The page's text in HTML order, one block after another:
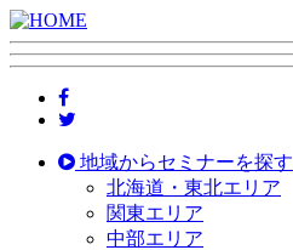
地域からセミナーを探す
北海道・東北エリア
関東エリア
中部エリア